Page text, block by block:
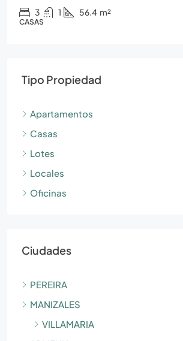
2 1 33.7 m²
APARTAMENTOS
Tipo Propiedad
Apartamentos
Casas
Lotes
Locales
Oficinas
Ciudades
PEREIRA
MANIZALES
VILLAMARIA